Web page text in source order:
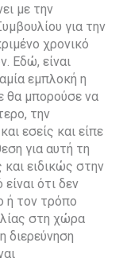
με την
για την
χρονικό
Εδώ, είναι
εμπλοκή η
θα μπορούσε να
την
εσείς και είπε
για αυτή τη
ειδικώς στην
ότι δεν
ή τον τρόπο
στη χώρα
διερεύνηση